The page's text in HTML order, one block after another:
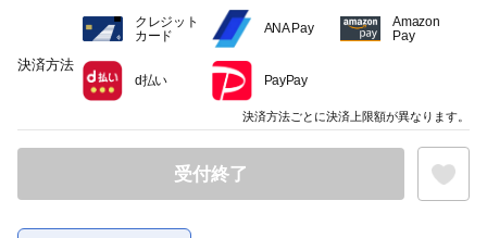
受付終了
決済方法
クレジット
カード
ANA Pay
Amazon
Pay
d払い PayPay
決済方法ごとに決済上限額が異なります。